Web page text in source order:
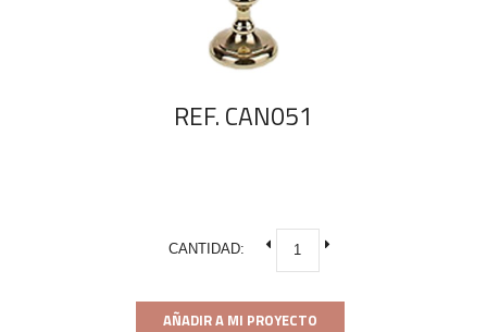
REF. CAN051
CANTIDAD:
AÑADIR A MI PROYECTO